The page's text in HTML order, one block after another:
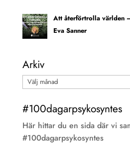
Att återförtrolla världen
Eva Sanner
Arkiv
Arkiv
#100dagarpsykosyntes
Här hittar du en sida där vi
#100dagarpsykosyntes